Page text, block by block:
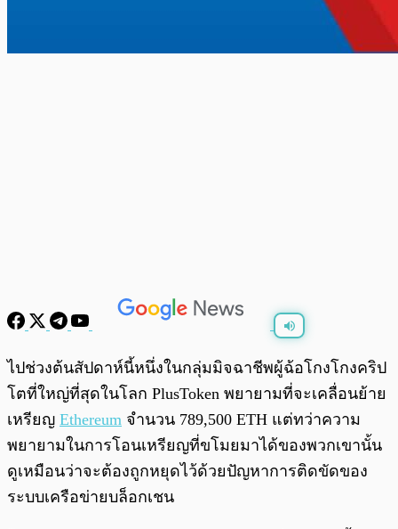
พร้อมเล่น 0:00 /0:00
ไปช่วงต้นสัปดาห์นี้หนึ่งในกลุ่มมิจฉาชีพผู้ฉ้อโกงโกงคริป
โตที่ใหญ่ที่สุดในโลก PlusToken พยายามที่จะเคลื่อนย้าย
เหรียญ Ethereum จำนวน 789,500 ETH แต่ทว่าความ
พยายามในการโอนเหรียญที่ขโมยมาได้ของพวกเขานั้น
ดูเหมือนว่าจะต้องถูกหยุดไว้ด้วยปัญหาการติดขัดของ
ระบบเครือข่ายบล็อกเชน